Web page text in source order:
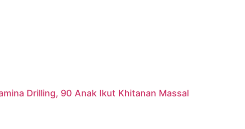
Drilling, 90 Anak Ikut Khitanan Massal